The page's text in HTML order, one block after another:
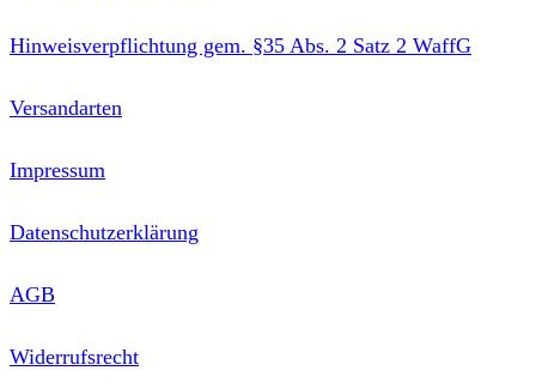
Hinweisverpflichtung gem. §35 Abs. 2 Satz 2 WaffG
Versandarten
Impressum
Datenschutzerklärung
AGB
Widerrufsrecht